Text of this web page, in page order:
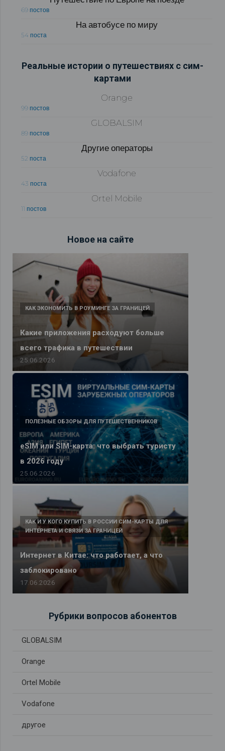
69 постов
На автобусе по миру
54 поста
Реальные истории о путешествиях с сим-
картами
Orange
99 постов
GLOBALSIM
89 постов
Другие операторы
52 поста
Vodafone
43 поста
Ortel Mobile
11 постов
Новое на сайте
Какие приложения расходуют больше
всего трафика в путешествии
КАК ЭКОНОМИТЬ В РОУМИНГЕ ЗА ГРАНИЦЕЙ
25.06.2026
eSIM или SIM-карта: что выбрать туристу
в 2026 году
ПОЛЕЗНЫЕ ОБЗОРЫ ДЛЯ ПУТЕШЕСТВЕННИКОВ
25.06.2026
Интернет в Китае: что работает, а что
заблокировано
КАК И У КОГО КУПИТЬ В РОССИИ СИМ-КАРТЫ ДЛЯ
ИНТЕРНЕТА И СВЯЗИ ЗА ГРАНИЦЕЙ
17.06.2026
Рубрики вопросов абонентов
GLOBALSIM
Orange
Ortel Mobile
Vodafone
другое